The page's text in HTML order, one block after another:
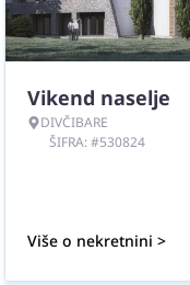
Vikend naselje
DIVČIBARE
ŠIFRA: #530824
Više o nekretnini >